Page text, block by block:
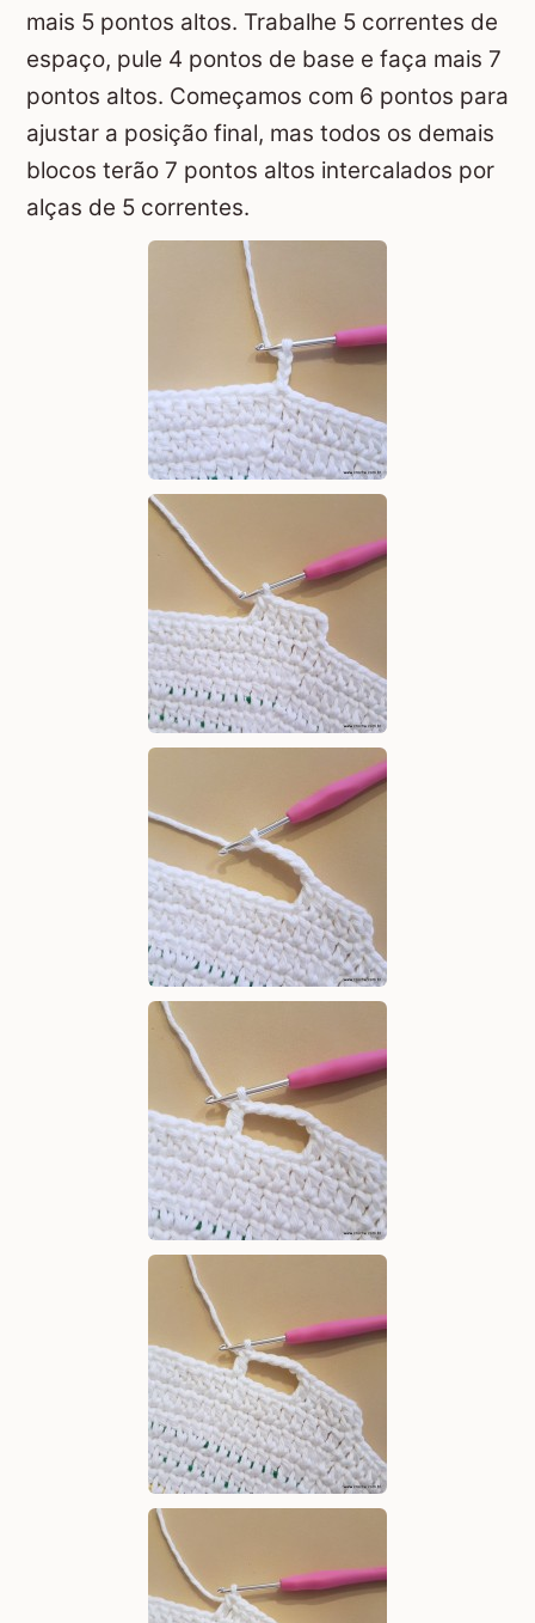
mais 5 pontos altos. Trabalhe 5 correntes de
espaço, pule 4 pontos de base e faça mais 7
pontos altos. Começamos com 6 pontos para
ajustar a posição final, mas todos os demais
blocos terão 7 pontos altos intercalados por
alças de 5 correntes.